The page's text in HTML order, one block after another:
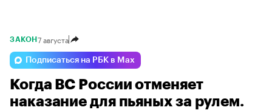
ЗАКОН 7 августа
Подписаться на РБК в Max
Когда ВС России отменяет
наказание для пьяных за рулем.